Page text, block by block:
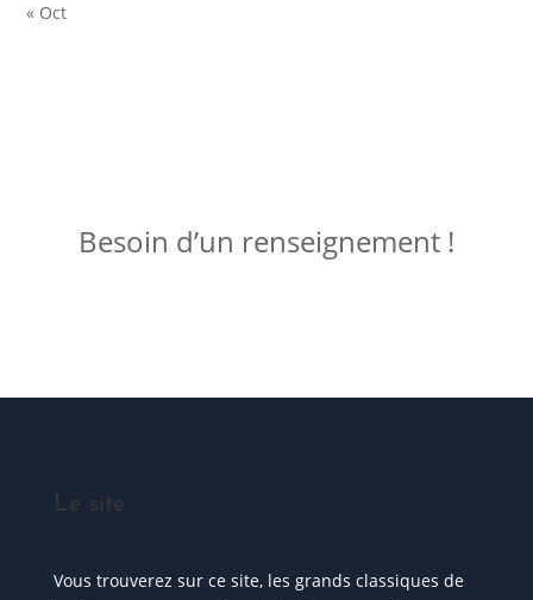
« Oct
Besoin d’un renseignement !
Le site
Vous trouverez sur ce site, les grands classiques de